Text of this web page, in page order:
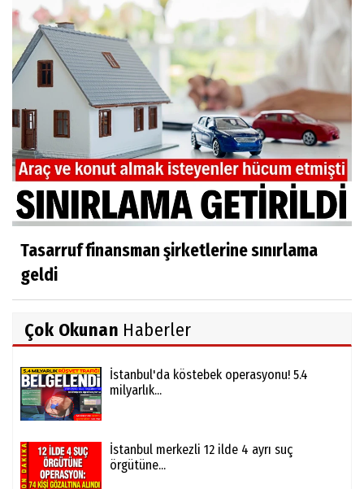
Tasarruf finansman şirketlerine sınırlama
geldi
Çok Okunan Haberler
İstanbul'da köstebek operasyonu! 5.4
milyarlık...
İstanbul merkezli 12 ilde 4 ayrı suç
örgütüne...